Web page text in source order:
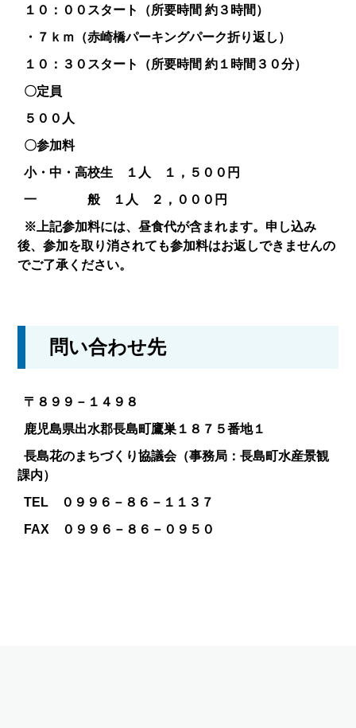
１０：００スタート（所要時間 約３時間）
・７ｋｍ（赤崎橋パーキングパーク折り返し）
１０：３０スタート（所要時間 約１時間３０分）
〇定員
５００人
〇参加料
小・中・高校生 １人 １，５００円
一 般 １人 ２，０００円
※上記参加料には、昼食代が含まれます。申し込み
後、参加を取り消されても参加料はお返しできませんの
でご了承ください。
問い合わせ先
〒８９９－１４９８
鹿児島県出水郡長島町鷹巣１８７５番地１
長島花のまちづくり協議会（事務局：長島町水産景観
課内）
TEL ０９９６－８６－１１３７
FAX ０９９６－８６－０９５０